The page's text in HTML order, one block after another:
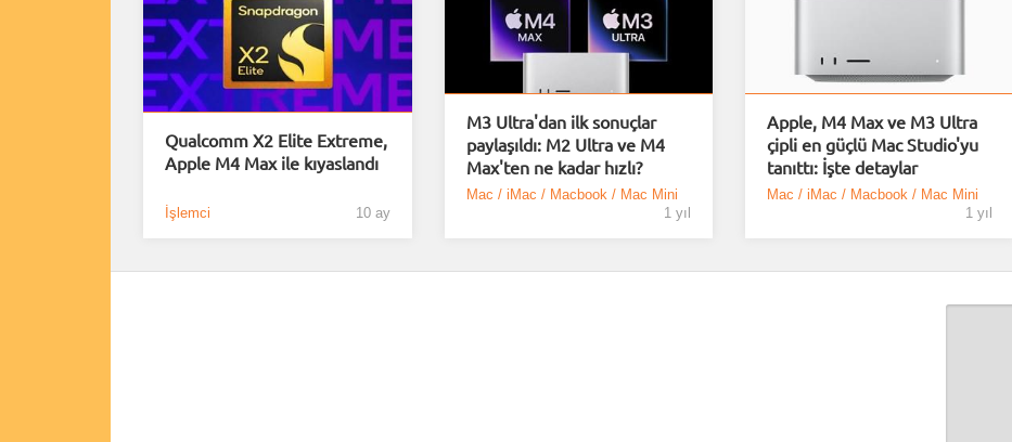
Qualcomm X2 Elite Extreme,
Apple M4 Max ile kıyaslandı
İşlemci 10 ay
M3 Ultra'dan ilk sonuçlar
paylaşıldı: M2 Ultra ve M4
Max'ten ne kadar hızlı?
Mac / iMac / Macbook / Mac Mini
1 yıl
Apple, M4 Max ve M3 Ultra
çipli en güçlü Mac Studio'yu
tanıttı: İşte detaylar
Mac / iMac / Macbook / Mac Mini
1 yıl